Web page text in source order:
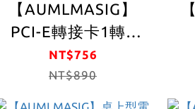
【AUMLMASIG】
PCI-E轉接卡1轉4
個USB /PCI-E轉
USB 插槽1轉4
/USB3.0 PCI-E擴充
NT$756
NT$890